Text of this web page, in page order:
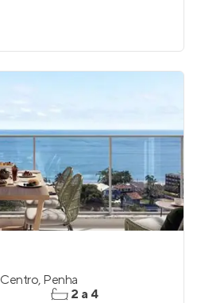
Centro, Penha
2 a 4